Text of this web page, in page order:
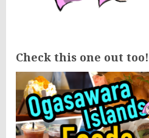
Check this one out too!